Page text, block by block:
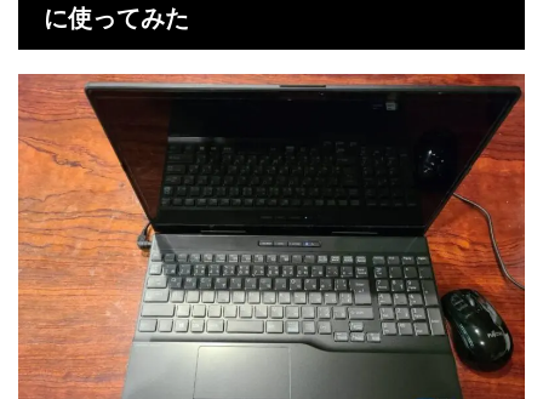
に使ってみた